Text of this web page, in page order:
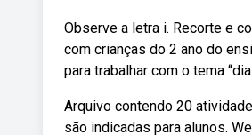
Observe a letra i. Recorte e
com crianças do 2 ano do
para trabalhar com o tema
Arquivo contendo 20
são indicadas para alunos.